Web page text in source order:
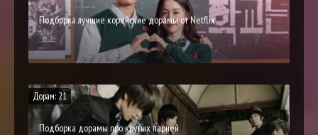
Подборка лучшие корейские дорамы от Netflix
Дорам: 21
Подборка дорамы про крутых парней